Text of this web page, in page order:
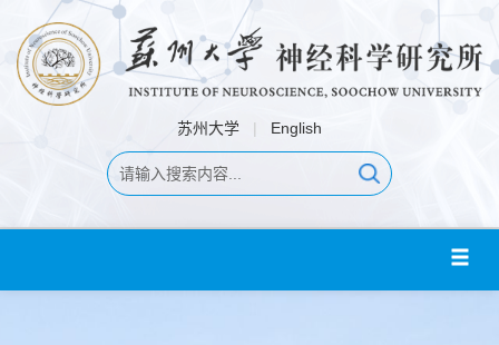
苏州大学 | English